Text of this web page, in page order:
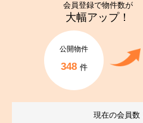
会員登録で物件数が
大幅アップ！
公開物件
348 件
現在の会員数